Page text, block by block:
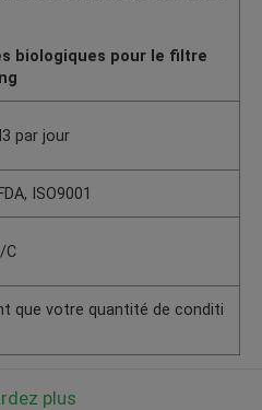
biologiques pour le filtre
par jour
ISO9001
C
que votre quantité de conditi
plus